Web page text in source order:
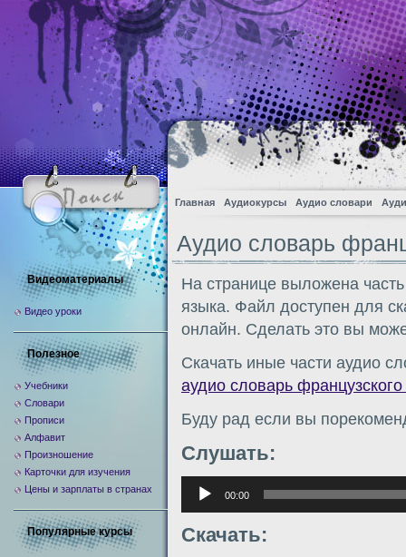
Главная Аудиокурсы Аудио словари
Аудио словарь
На странице выложена
языка. Файл доступен для
онлайн. Сделать это вы
Скачать иные части аудио
аудио словарь
Буду рад если вы
Слушать:
Аудиоплеер
00:00
Скачать:
Видеоматериалы
Видео уроки
Полезное
Учебники
Словари
Прописи
Алфавит
Произношение
Карточки для изучения
Цены и зарплаты в странах
Популярные курсы